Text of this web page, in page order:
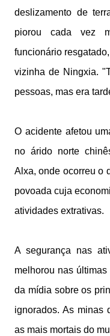
deslizamento de
piorou cada vez
funcionário
vizinha de Ningxia.
pessoas, mas era
O acidente afetou
no árido norte
Alxa, onde ocorreu o
povoada cuja
atividades extrativas.
A segurança nas
melhorou nas
da mídia sobre os
ignorados. As minas
as mais mortais do